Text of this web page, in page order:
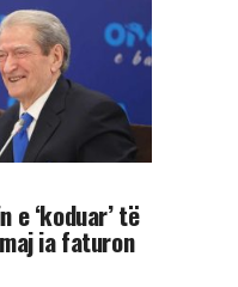
e ‘koduar’ të
ia faturon